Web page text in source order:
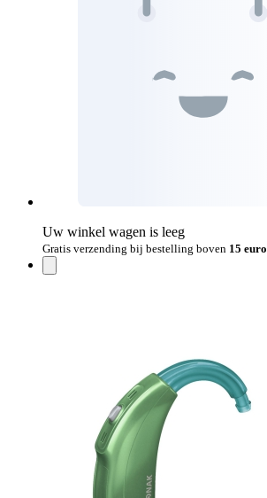
Uw winkel wagen is leeg
Gratis verzending bij bestelling boven 15 euro